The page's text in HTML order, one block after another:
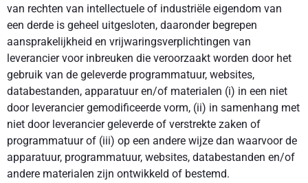
van rechten van intellectuele of industriële eigendom van
een derde is geheel uitgesloten, daaronder begrepen
aansprakelijkheid en vrijwaringsverplichtingen van
leverancier voor inbreuken die veroorzaakt worden door het
gebruik van de geleverde programmatuur, websites,
databestanden, apparatuur en/of materialen (i) in een niet
door leverancier gemodificeerde vorm, (ii) in samenhang met
niet door leverancier geleverde of verstrekte zaken of
programmatuur of (iii) op een andere wijze dan waarvoor de
apparatuur, programmatuur, websites, databestanden en/of
andere materialen zijn ontwikkeld of bestemd.